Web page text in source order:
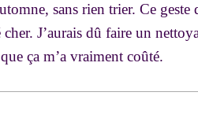
sans rien trier. Ce
cher. J’aurais dû faire un
ça m’a vraiment coûté.